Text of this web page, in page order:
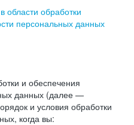
области обработки
персональных данных
и обеспечения
данных (далее —
и условия обработки
когда вы: